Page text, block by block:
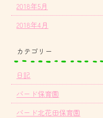
2018年5月
2018年4月
カテゴリー
日記
バード保育園
バード北花田保育園